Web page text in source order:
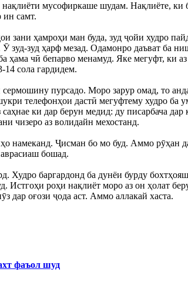
мусофиркаше шудам. Нақлиёте,
ин самт.
зани ҳамроҳи ман буда, зуд ҷойи худро
зуд-зуд ҳарф мезад. Одамонро даъват ба
ҳама чӣ бепарво менамуд. Яке мегуфт, ки
сола гардидем.
пурсадо. Моро зарур омад, то
телефонҳои дастӣ мегуфтему худро
ки дар берун медид: ду писарбача
чизеро аз волидайн мехостанд.
намеканд. Ҷисман бо мо буд. Аммо
бошад.
Худро баргардонд ба дунёи бурду
Истгоҳи роҳи нақлиёт моро аз он ҳолат
дар оғози ҷода аст. Аммо аллакай хаста.
фаъол шуд